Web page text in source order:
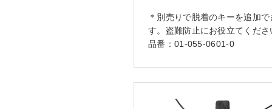
＊別売りで脱着のキーを追加で
す。盗難防止にお役立てくださ
品番：01-055-0601-0